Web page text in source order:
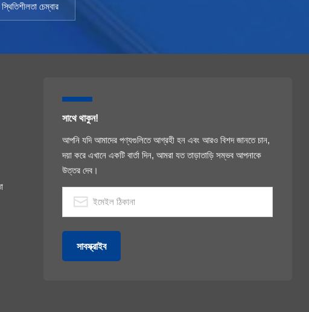
স্থিতিশীলতা চেম্বার
সাথে থাকুন!
আপনি যদি আমাদের পণ্যগুলিতে আগ্রহী হন এবং আরও বিশদ জানতে চান,
দয়া করে এখানে একটি বার্তা দিন, আমরা যত তাড়াতাড়ি সম্ভব আপনাকে
উত্তর দেব।